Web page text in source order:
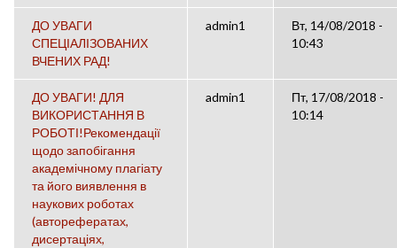
ДО УВАГИ
СПЕЦІАЛІЗОВАНИХ
ВЧЕНИХ РАД!
admin1
Вт, 14/08/2018 -
10:43
ДО УВАГИ! ДЛЯ
ВИКОРИСТАННЯ В
РОБОТІ!Рекомендації
щодо запобігання
академічному плагіату
та його виявлення в
наукових роботах
(авторефератах,
дисертаціях,
admin1
Пт, 17/08/2018 -
10:14